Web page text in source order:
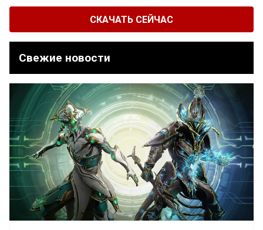
СКАЧАТЬ СЕЙЧАС
Свежие новости